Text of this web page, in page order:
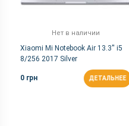
Нет в наличии
Xiaomi Mi Notebook Air 13.3'' i5
8/256 2017 Silver
0 грн ДЕТАЛЬНЕЕ